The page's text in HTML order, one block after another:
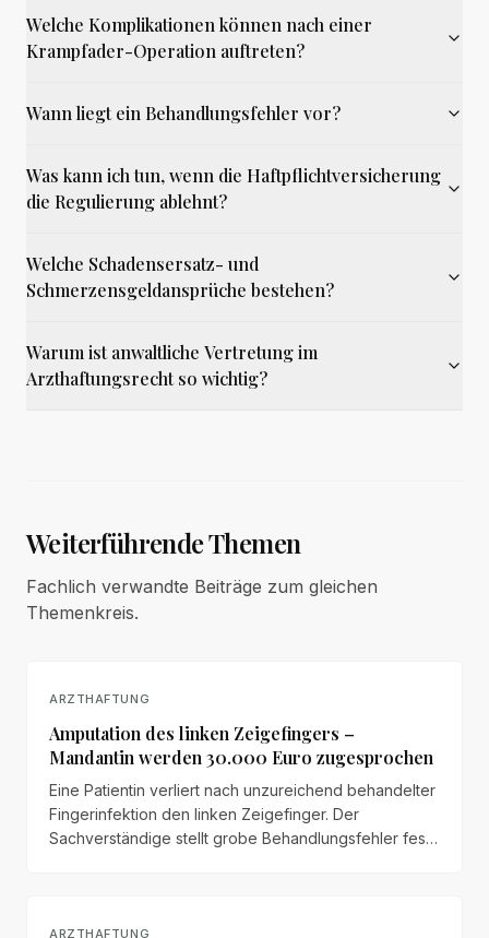
Welche Komplikationen können nach einer
Krampfader-Operation auftreten?
Wann liegt ein Behandlungsfehler vor?
Was kann ich tun, wenn die Haftpflichtversicherung
die Regulierung ablehnt?
Welche Schadensersatz- und
Schmerzensgeldansprüche bestehen?
Warum ist anwaltliche Vertretung im
Arzthaftungsrecht so wichtig?
Weiterführende Themen
Fachlich verwandte Beiträge zum gleichen
Themenkreis.
ARZTHAFTUNG
Amputation des linken Zeigefingers –
Mandantin werden 30.000 Euro zugesprochen
Eine Patientin verliert nach unzureichend behandelter
Fingerinfektion den linken Zeigefinger. Der
Sachverständige stellt grobe Behandlungsfehler fest
ARZTHAFTUNG